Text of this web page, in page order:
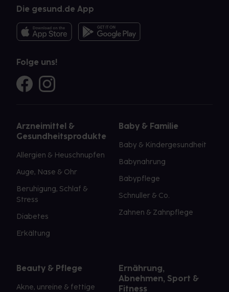
Die gesund.de App
Folge uns!
Arzneimittel &
Gesundheitsprodukte
Allergien & Heuschnupfen
Auge, Nase & Ohr
Beruhigung, Schlaf &
Stress
Diabetes
Erkältung
Baby & Familie
Baby & Kindergesundheit
Babynahrung
Babypflege
Schnuller & Co.
Zahnen & Zahnpflege
Beauty & Pflege
Akne, unreine & fettige
Ernährung,
Abnehmen, Sport &
Fitness